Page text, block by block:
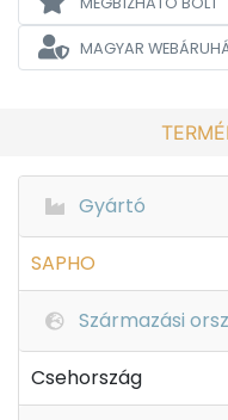
MAGYAR
Gyártó
SAPHO
Származási
Csehország